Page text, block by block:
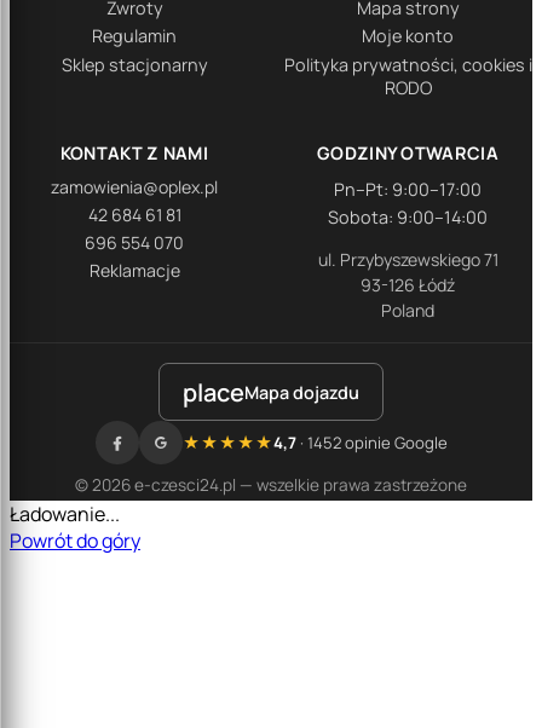
Zwroty
Regulamin
Sklep stacjonarny
Mapa strony
Moje konto
Polityka prywatności, cookies i
RODO
KONTAKT Z NAMI
zamowienia@oplex.pl
42 684 61 81
696 554 070
Reklamacje
GODZINY OTWARCIA
Pn–Pt: 9:00–17:00
Sobota: 9:00–14:00
ul. Przybyszewskiego 71
93-126 Łódź
Poland
placeMapa dojazdu
© 2026 e-czesci24.pl — wszelkie prawa zastrzeżone
★★★★★4,7· 1452 opinie Google
Ładowanie...
Powrót do góry